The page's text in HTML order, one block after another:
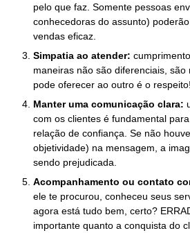
pelo que faz. Somente pessoas
conhecedoras do assunto)
vendas eficaz.
Simpatia ao atender:
maneiras não são diferenciais,
pode oferecer ao outro é o respeito!
Manter uma comunicação clara:
com os clientes é fundamental
relação de confiança. Se não
objetividade) na mensagem, a
sendo prejudicada.
Acompanhamento ou contato
ele te procurou, conheceu seus
agora está tudo bem, certo?
importante quanto a conquista do